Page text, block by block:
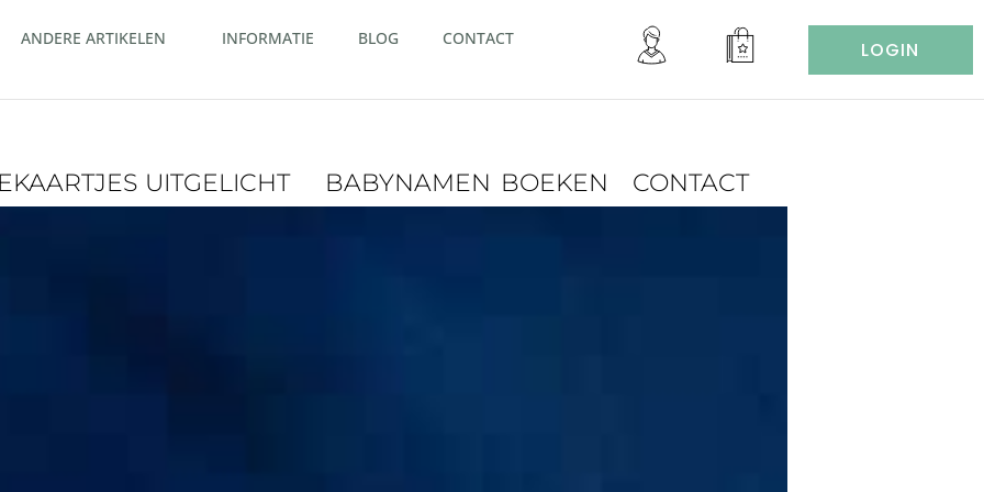
ANDERE ARTIKELEN INFORMATIE BLOG CONTACT LOGIN
UITGELICHT BABYNAMEN BOEKEN CONTACT